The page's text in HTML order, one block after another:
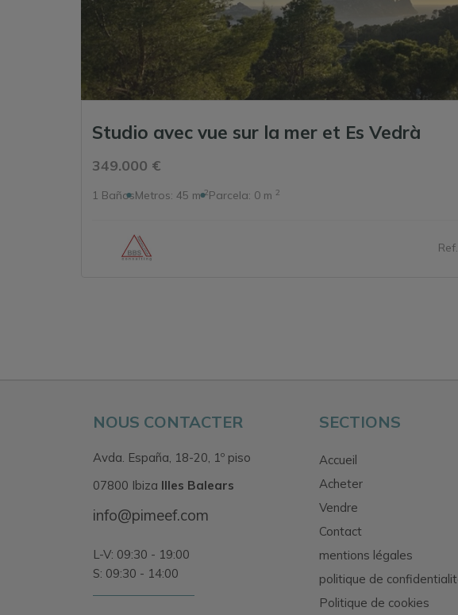
Studio avec vue sur la mer et Es Vedrà
349.000 €
1 BañosMetros: 45 m 2Parcela: 0 m 2
NOUS CONTACTER
Avda. España, 18-20, 1º piso
07800 Ibiza Illes Balears
info@pimeef.com
L-V: 09:30 - 19:00
S: 09:30 - 14:00
SECTIONS
Accueil
Acheter
Vendre
Contact
mentions légales
politique de
Politique de cookies